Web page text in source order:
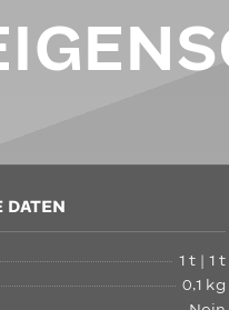
DATEN
1 t | 1 t
0,1 kg